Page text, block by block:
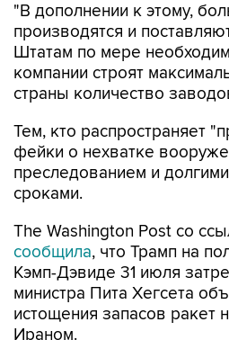
"В дополнении к этому,
производятся и
Штатам по мере
компании строят
страны количество
Тем, кто распространяет
фейки о нехватке
преследованием и
сроками.
The Washington Post со
сообщила, что Трамп на
Кэмп-Дэвиде 31 июля
министра Пита Хегсета
истощения запасов ракет
Ираном.